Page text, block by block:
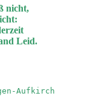
nicht,
Leid.
Aufkirch